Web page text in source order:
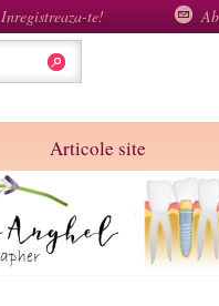
Inregistreaza-te!
Articole site